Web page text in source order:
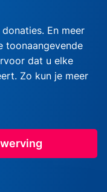
En meer
toonaangevende
dat u elke
Zo kun je meer